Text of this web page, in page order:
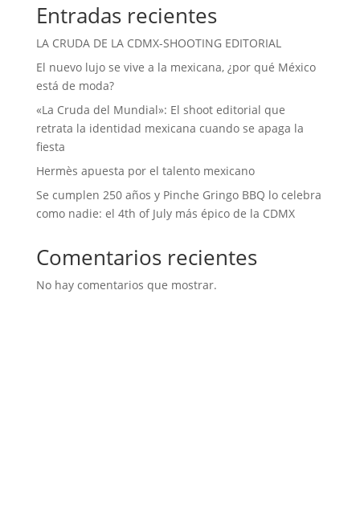
Entradas recientes
LA CRUDA DE LA CDMX-SHOOTING EDITORIAL
El nuevo lujo se vive a la mexicana, ¿por qué México
está de moda?
«La Cruda del Mundial»: El shoot editorial que
retrata la identidad mexicana cuando se apaga la
fiesta
Hermès apuesta por el talento mexicano
Se cumplen 250 años y Pinche Gringo BBQ lo celebra
como nadie: el 4th of July más épico de la CDMX
Comentarios recientes
No hay comentarios que mostrar.